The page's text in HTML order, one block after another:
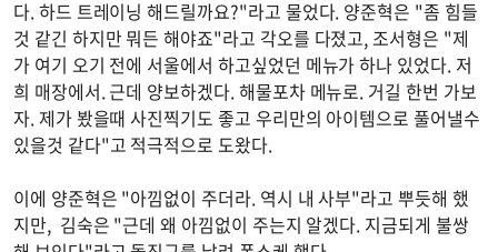
다. 하드 트레이닝 해드릴까요?"라고 물었다. 양준혁은 "좀 힘들
것 같긴 하지만 뭐든 해야죠"라고 각오를 다졌고, 조서형은 "제
가 여기 오기 전에 서울에서 하고싶었던 메뉴가 하나 있었다. 저
희 매장에서. 근데 양보하겠다. 해물포차 메뉴로. 거길 한번 가보
자. 제가 봤을때 사진찍기도 좋고 우리만의 아이템으로 풀어낼수
있을것 같다"고 적극적으로 도왔다.
이에 양준혁은 "아낌없이 주더라. 역시 내 사부"라고 뿌듯해 했
지만, 김숙은 "근데 왜 아낌없이 주는지 알겠다. 지금되게 불쌍